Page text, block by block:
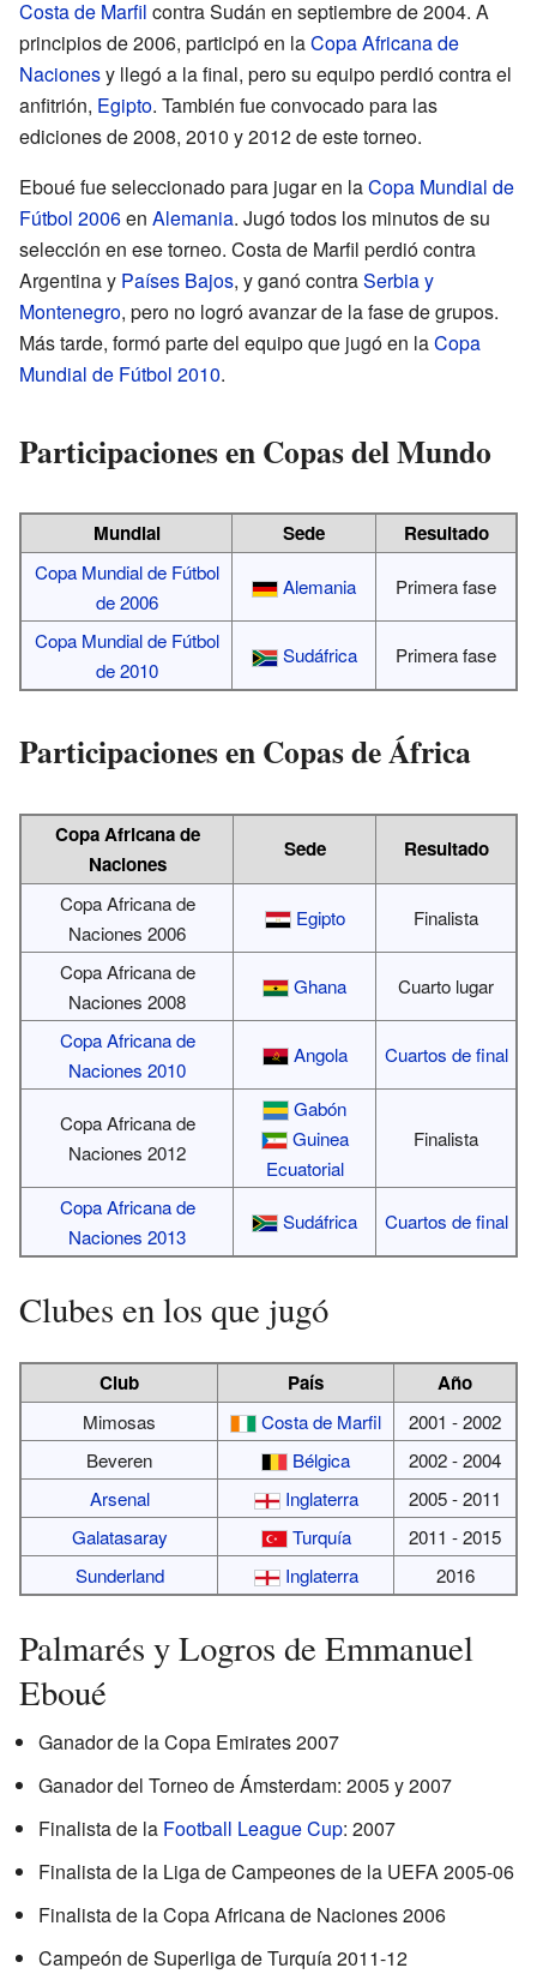
Costa de Marfil contra Sudán en septiembre de 2004. A
principios de 2006, participó en laCopa Africana de
Nacionesy llegó a la final, pero su equipo perdió contra el
anfitrión, Egipto. También fue convocado para las
ediciones de 2008, 2010 y 2012 de este torneo.
Eboué fue seleccionado para jugar en laCopa Mundial de
Fútbol 2006en Alemania. Jugó todos los minutos de su
selección en ese torneo. Costa de Marfil perdió contra
Argentina y Países Bajos, y ganó contraSerbia y
Montenegro, pero no logró avanzar de la fase de grupos.
Más tarde, formó parte del equipo que jugó en laCopa
Mundial de Fútbol 2010.
Participaciones en Copas del Mundo
Mundial Sede Resultado
Copa Mundial de Fútbol
de 2006
Alemania Primera fase
Copa Mundial de Fútbol
de 2010
Sudáfrica Primera fase
Participaciones en Copas de África
Copa Africana de
Naciones
Sede Resultado
Copa Africana de
Naciones 2006
Egipto Finalista
Copa Africana de
Naciones 2008
Ghana Cuarto lugar
Copa Africana de
Naciones 2010
Angola Cuartos de final
Copa Africana de
Naciones 2012
Gabón
Guinea
Ecuatorial
Finalista
Copa Africana de
Naciones 2013
Sudáfrica Cuartos de final
Clubes en los que jugó
Club País Año
Mimosas Costa de Marfil
2001 - 2002
Beveren
Bélgica
2002 - 2004
Arsenal
Inglaterra
2005 - 2011
Galatasaray
Turquía
2011 - 2015
Sunderland
Inglaterra 2016
Palmarés y Logros de Emmanuel
Eboué
Ganador de la Copa Emirates 2007
Ganador del Torneo de Ámsterdam: 2005 y 2007
Finalista de la Football League Cup: 2007
Finalista de la Liga de Campeones de la UEFA 2005-06
Finalista de la Copa Africana de Naciones 2006
Campeón de Superliga de Turquía 2011-12